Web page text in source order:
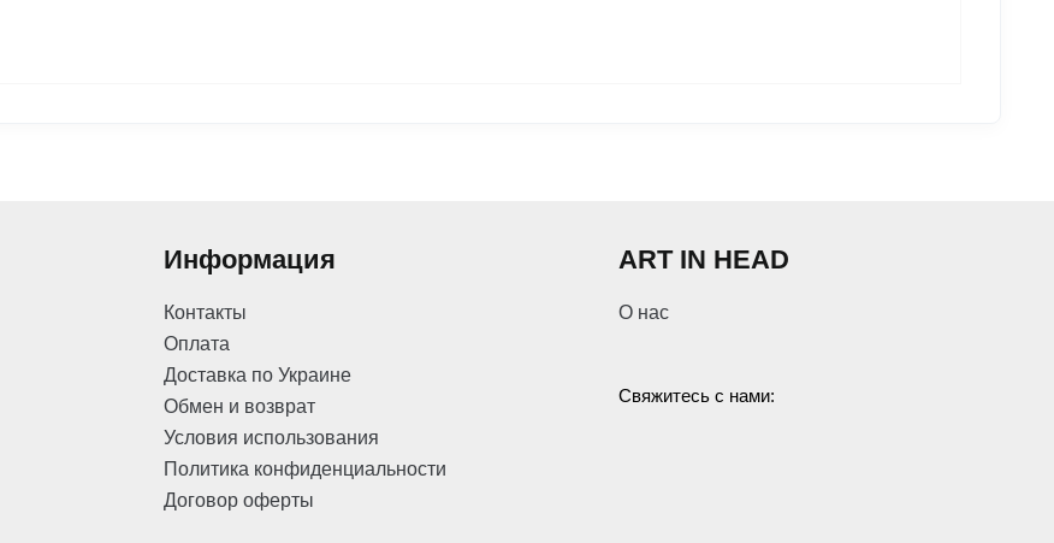
Информация
Контакты
Оплата
Доставка по Украине
Обмен и возврат
Условия использования
Политика конфиденциальности
Договор оферты
ART IN HEAD
О нас
Свяжитесь с нами: